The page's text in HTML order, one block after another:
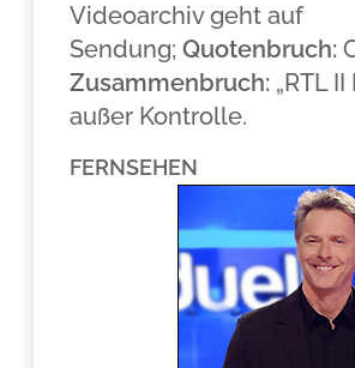
Videoarchiv geht auf
Sendung;Quotenbruch:
Zusammenbruch: „RTL
außer Kontrolle.
FERNSEHEN